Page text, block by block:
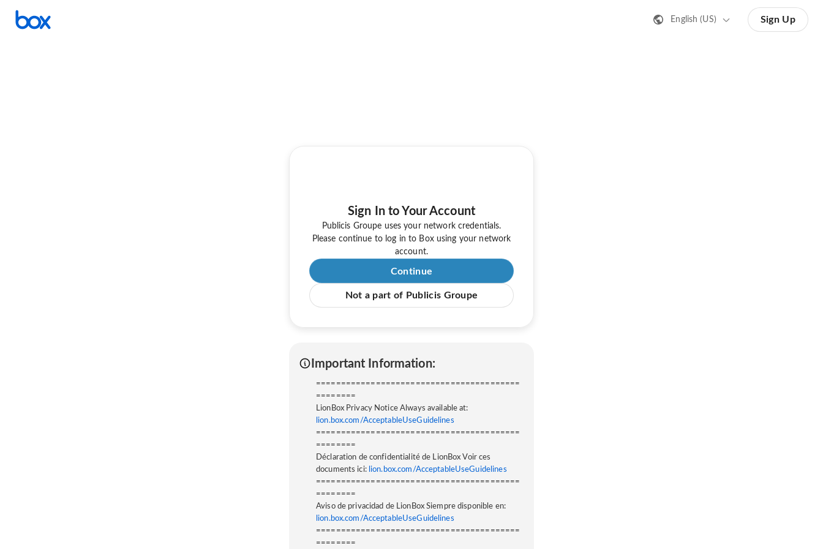
English (US) Sign Up
Sign In to Your Account
Publicis Groupe uses your network credentials.
Please continue to log in to Box using your network
account.
Continue
Not a part of Publicis Groupe
Important Information:
=========================================
========
LionBox Privacy Notice Always available at:
lion.box.com/AcceptableUseGuidelines
=========================================
========
Déclaration de confidentialité de LionBox Voir ces
documents ici: lion.box.com/AcceptableUseGuidelines
=========================================
========
Aviso de privacidad de LionBox Siempre disponible en:
lion.box.com/AcceptableUseGuidelines
=========================================
========